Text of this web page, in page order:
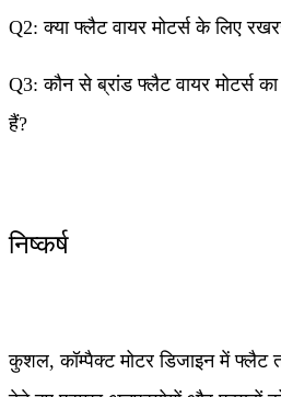
Q2: क्या फ्लैट वायर मोटर्स के लिए
Q3: कौन से ब्रांड फ्लैट वायर मोटर्स
हैं?
निष्कर्ष
कुशल, कॉम्पैक्ट मोटर डिजाइन में फ्लैट